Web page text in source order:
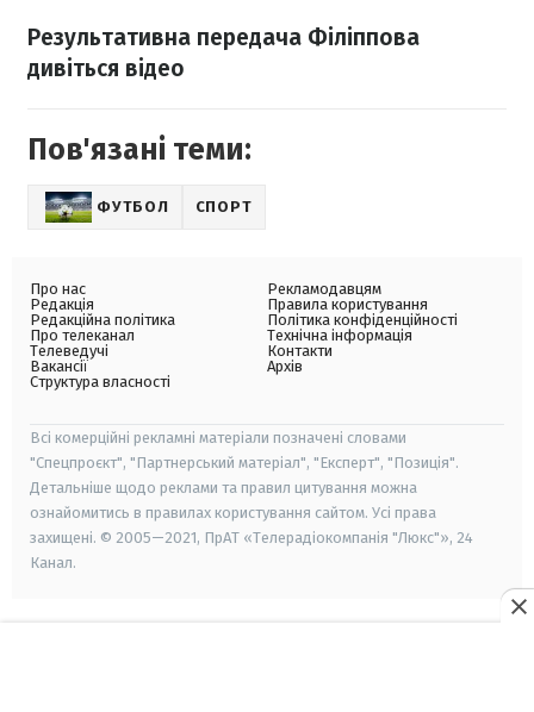
Результативна передача Філіппова
дивіться відео
Пов'язані теми:
ФУТБОЛ СПОРТ
Про нас
Редакція
Редакційна політика
Про телеканал
Телеведучі
Вакансії
Структура власності
Рекламодавцям
Правила користування
Політика конфіденційності
Технічна інформація
Контакти
Архів
Всі комерційні рекламні матеріали позначені словами
"Спецпроєкт", "Партнерський матеріал", "Експерт", "Позиція".
Детальніше щодо реклами та правил цитування можна
ознайомитись в правилах користування сайтом. Усі права
захищені. © 2005—2021, ПрАТ «Телерадіокомпанія "Люкс"», 24
Канал.